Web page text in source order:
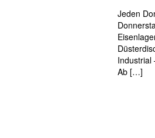
Jeden
Industrial
Ab […]